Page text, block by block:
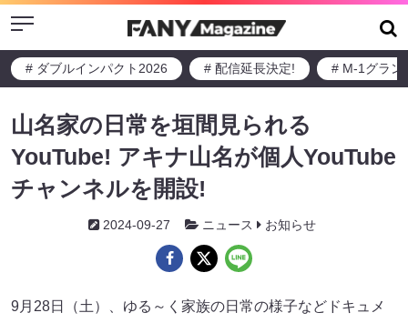
Menu
# ダブルインパクト2026 # 配信延長決定! # M-1グラン
山名家の日常を垣間見られる
YouTube! アキナ山名が個人YouTube
チャンネルを開設!
2024-09-27 ニュース お知らせ
9月28日（土）、ゆる～く家族の日常の様子などドキュメ